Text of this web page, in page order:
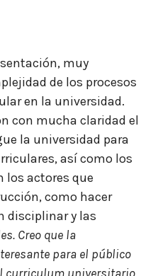
muy
de los procesos
en la universidad.
con mucha claridad el
la universidad para
así como los
los actores que
como hacer
disciplinar y las
Creo que la
para el público